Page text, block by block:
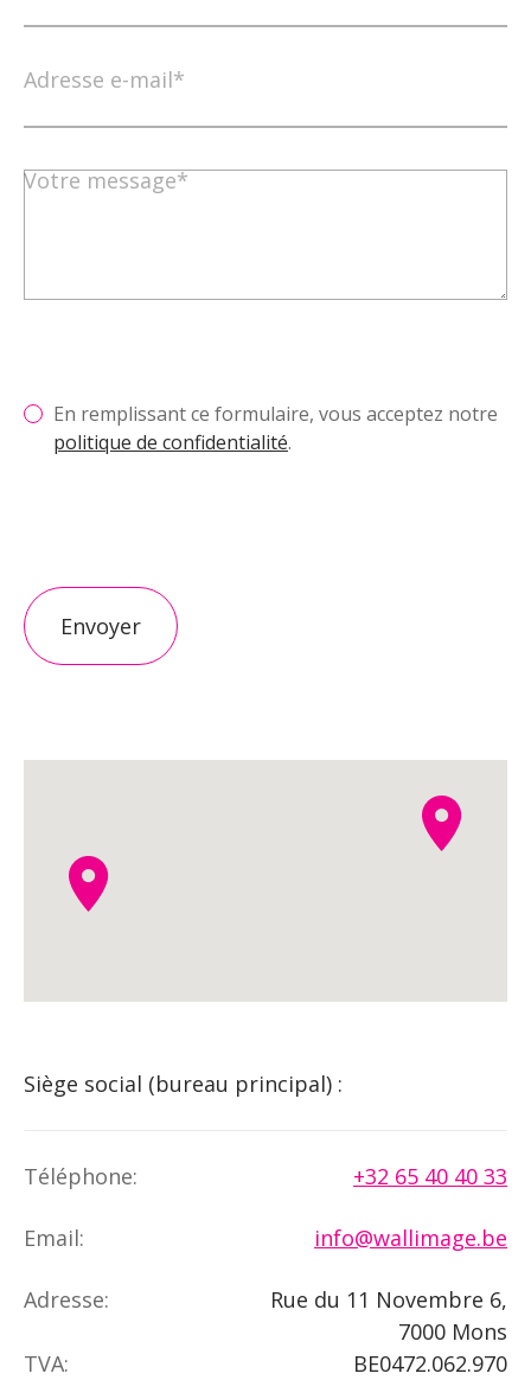
Adresse e-mail*
Votre message*
En remplissant ce formulaire, vous acceptez notre
politique de confidentialité.
Envoyer
Siège social (bureau principal) :
Téléphone: +32 65 40 40 33
Email: info@wallimage.be
Adresse:
Rue du 11 Novembre 6,
7000 Mons
TVA:
BE0472.062.970